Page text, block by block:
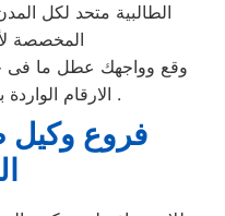
الطالبية متحد لكل
المخصصة
وقع وواجهك عطل ما فى
الارقام الواردة بالموقع المخصص بالصيانة .
فروع وكيل